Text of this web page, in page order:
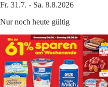
Fr. 31.7. - Sa. 8.8.2026
Nur noch heute gültig